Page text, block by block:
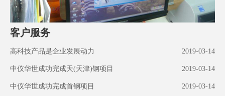
客户服务
高科技产品是企业发展动力 2019-03-14
中仪华世成功完成天(天津)钢项目 2019-03-14
中仪华世成功完成首钢项目 2019-03-14